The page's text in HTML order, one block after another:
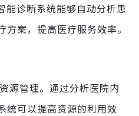
能诊断系统能够自动分析患
案，提高医疗服务效率。
源管理。通过分析医院内
统可以提高资源的利用效